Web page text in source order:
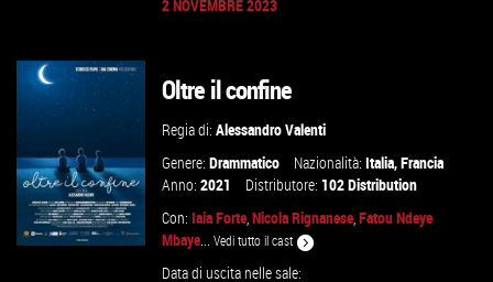
VAI ALLA SCHEDA
2 NOVEMBRE 2023
Oltre il confine
Regia di:Alessandro Valenti
Genere:Drammatico Nazionalità:Italia,Francia
Anno:2021 Distributore:102 Distribution
Con:Iaia Forte,Nicola Rignanese,Fatou Ndeye
Mbaye...Vedi tutto il cast
Data di uscita nelle sale: